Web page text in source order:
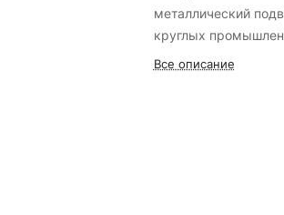
металлический
круглых
UFO-LEVEL. Крюк
Все описание